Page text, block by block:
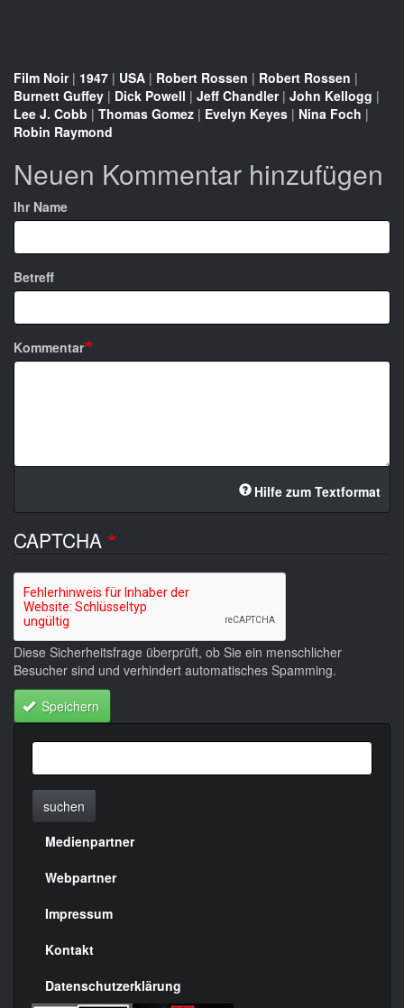
Film Noir| 1947 | USA | Robert Rossen | Robert Rossen |
Burnett Guffey | Dick Powell | Jeff Chandler| John Kellogg |
Lee J. Cobb | Thomas Gomez | Evelyn Keyes | Nina Foch |
Robin Raymond
Neuen Kommentar hinzufügen
Ihr Name
Betreff
Kommentar
Hilfe zum Textformat
CAPTCHA
Diese Sicherheitsfrage überprüft, ob Sie ein menschlicher
Besucher sind und verhindert automatisches Spamming.
Speichern
suchen
Menülinks
rechte
Seite
Medienpartner
Webpartner
Impressum
Kontakt
Datenschutzerklärung